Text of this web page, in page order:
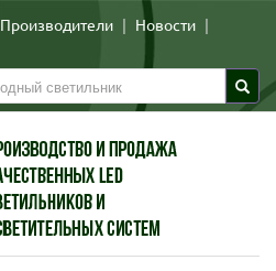
Производители | Новости |